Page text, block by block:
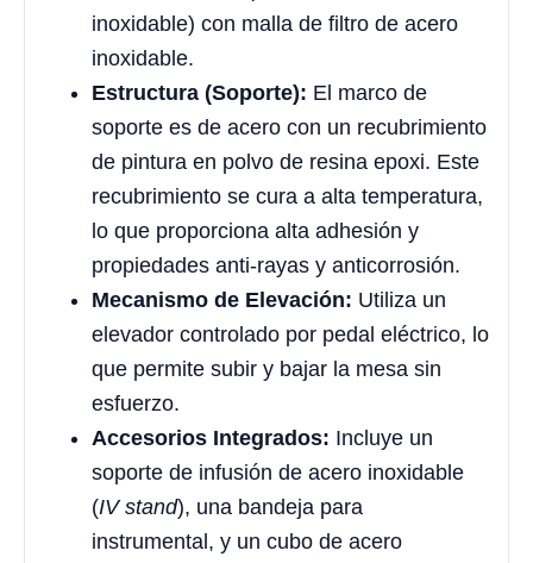
inoxidable) con malla de filtro de acero
inoxidable.
Estructura (Soporte): El marco de
soporte es de acero con un recubrimiento
de pintura en polvo de resina epoxi. Este
recubrimiento se cura a alta temperatura,
lo que proporciona alta adhesión y
propiedades anti-rayas y anticorrosión.
Mecanismo de Elevación: Utiliza un
elevador controlado por pedal eléctrico, lo
que permite subir y bajar la mesa sin
esfuerzo.
Accesorios Integrados: Incluye un
soporte de infusión de acero inoxidable
(IV stand), una bandeja para
instrumental, y un cubo de acero